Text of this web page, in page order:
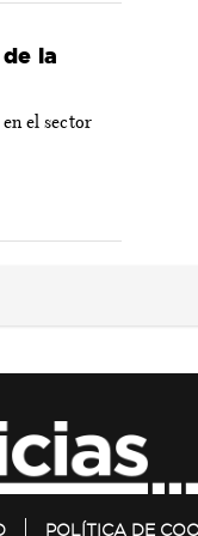
la
en el sector
POLÍTICA DE